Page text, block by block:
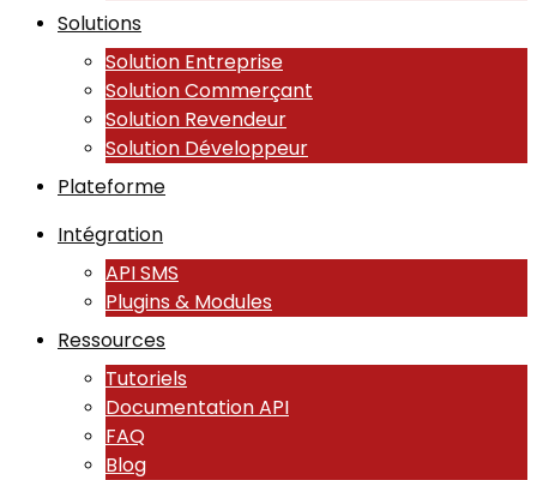
Solutions
Solution Entreprise
Solution Commerçant
Solution Revendeur
Solution Développeur
Plateforme
Intégration
API SMS
Plugins & Modules
Ressources
Tutoriels
Documentation API
FAQ
Blog